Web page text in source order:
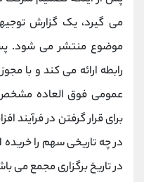
می گیرد، یک گزارش
موضوع منتشر می شود.
رابطه ارائه می کند و با مجوز
عمومی فوق العاده
برای قرار گرفتن در
در چه تاریخی سهم را
در تاریخ برگزاری مجمع می